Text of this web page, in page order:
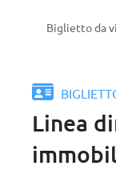
Linea
Biglietto da